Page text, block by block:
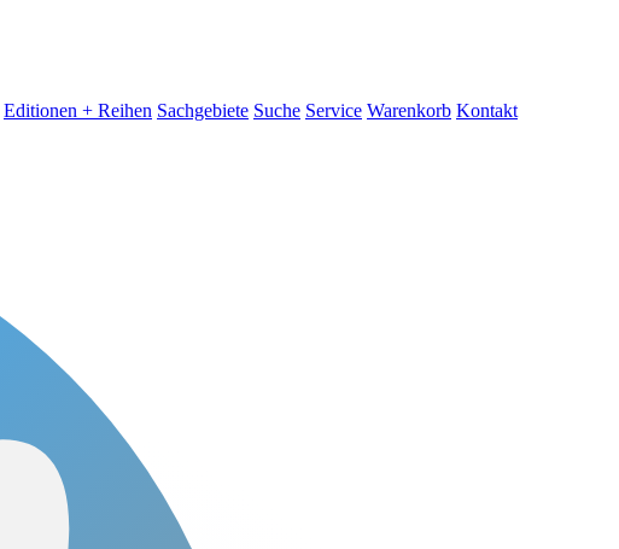
Editionen + Reihen Sachgebiete Suche Service Warenkorb Kontakt